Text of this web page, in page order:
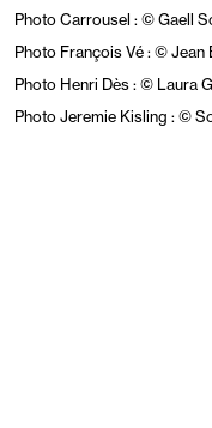
Photo Carrousel : © Gaell
Photo François Vé : © Jean
Photo Henri Dès : © Laura
Photo Jeremie Kisling : ©